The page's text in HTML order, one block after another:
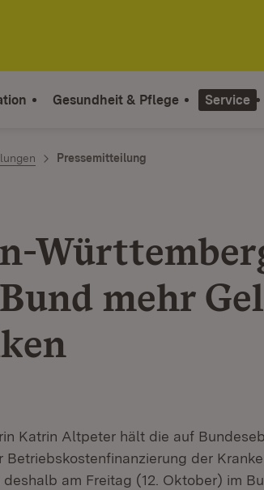
Gesundheit & Pflege Service
Pressemitteilung
mehr
Katrin Altpeter hält die auf
Betriebskostenfinanzierung der
am Freitag (12. Oktober) im